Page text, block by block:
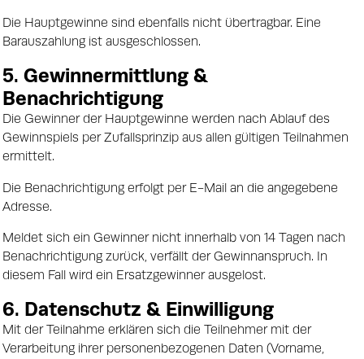
Die Hauptgewinne sind ebenfalls nicht übertragbar. Eine
Barauszahlung ist ausgeschlossen.
5. Gewinnermittlung &
Benachrichtigung
Die Gewinner der Hauptgewinne werden nach Ablauf des
Gewinnspiels per Zufallsprinzip aus allen gültigen Teilnahmen
ermittelt.
Die Benachrichtigung erfolgt per E-Mail an die angegebene
Adresse.
Meldet sich ein Gewinner nicht innerhalb von 14 Tagen nach
Benachrichtigung zurück, verfällt der Gewinnanspruch. In
diesem Fall wird ein Ersatzgewinner ausgelost.
6. Datenschutz & Einwilligung
Mit der Teilnahme erklären sich die Teilnehmer mit der
Verarbeitung ihrer personenbezogenen Daten (Vorname,